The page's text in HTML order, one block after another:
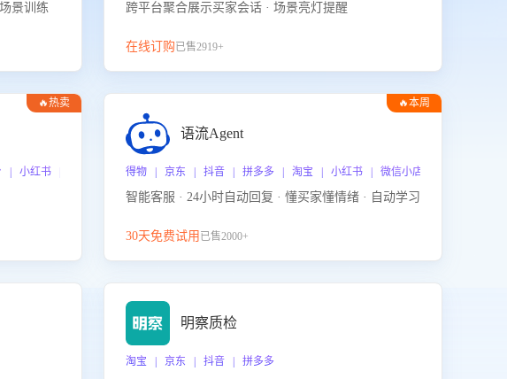
景训练 跨平台聚合展示买家会话 · 场景亮灯提醒
在线订购已售2919+
🔥热卖
小红书 | 得物 | 企业微信
🔥本周
语流Agent
得物 | 京东 | 抖音 | 拼多多 | 淘宝 | 小红书 | 微信小店 | 快手 | 唯品
智能客服 · 24小时自动回复 · 懂买家懂情绪 · 自动学习
30天免费试用 已售2000+
明察质检
淘宝 | 京东 | 抖音 | 拼多多